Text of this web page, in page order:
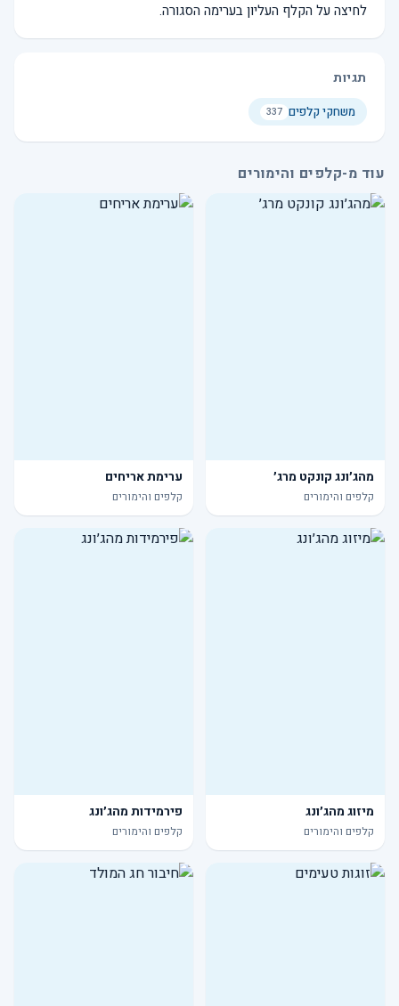
לחיצה על הקלף העליון בערימה הסגורה.
תגיות
משחקי קלפים 337
עוד מ-קלפים והימורים
מהג׳ונג קונקט מרג׳
קלפים והימורים
ערימת אריחים
קלפים והימורים
מיזוג מהג׳ונג
קלפים והימורים
פירמידות מהג׳ונג
קלפים והימורים